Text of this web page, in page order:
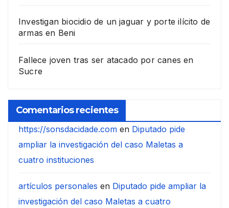
Investigan biocidio de un jaguar y porte ilícito de
armas en Beni
Fallece joven tras ser atacado por canes en
Sucre
Comentarios recientes
https://sonsdacidade.com en Diputado pide
ampliar la investigación del caso Maletas a
cuatro instituciones
artículos personales en Diputado pide ampliar la
investigación del caso Maletas a cuatro